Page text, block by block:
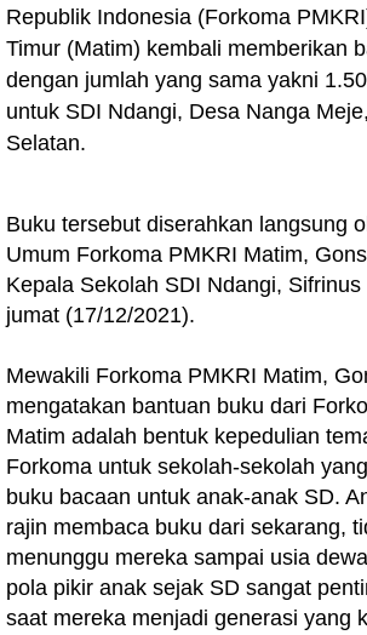
Republik Indonesia (Forkoma
Timur (Matim) kembali memberikan
dengan jumlah yang sama yakni
untuk SDI Ndangi, Desa Nanga
Selatan.
Buku tersebut diserahkan langsung
Umum Forkoma PMKRI Matim,
Kepala Sekolah SDI Ndangi,
jumat (17/12/2021).
Mewakili Forkoma PMKRI Matim,
mengatakan bantuan buku dari
Matim adalah bentuk kepedulian
Forkoma untuk sekolah-sekolah
buku bacaan untuk anak-anak SD.
rajin membaca buku dari sekarang,
menunggu mereka sampai usia
pola pikir anak sejak SD sangat
saat mereka menjadi generasi yang